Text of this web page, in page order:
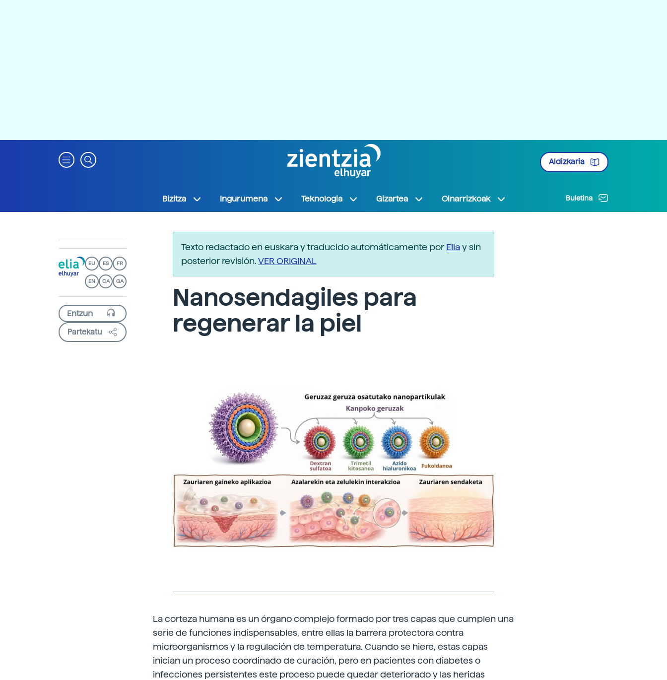
Aldizkaria
Bizitza Ingurumena Teknologia Gizartea Oinarrizkoak Buletina
EU ES FR
EN CA GA
Partekatu
Texto redactado en euskara y traducido automáticamente porEliay sin
posterior revisión.VER ORIGINAL
Nanosendagiles para
regenerar la piel
La corteza humana es un órgano complejo formado por tres capas que cumplen una
serie de funciones indispensables, entre ellas la barrera protectora contra
microorganismos y la regulación de temperatura. Cuando se hiere, estas capas
inician un proceso coordinado de curación, pero en pacientes con diabetes o
infecciones persistentes este proceso puede quedar deteriorado y las heridas